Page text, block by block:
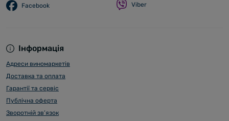
Інформація
Адреси виномаркетів
Доставка та оплата
Гарантії та сервіс
Публічна оферта
Зворотній зв’язок
Facebook Viber